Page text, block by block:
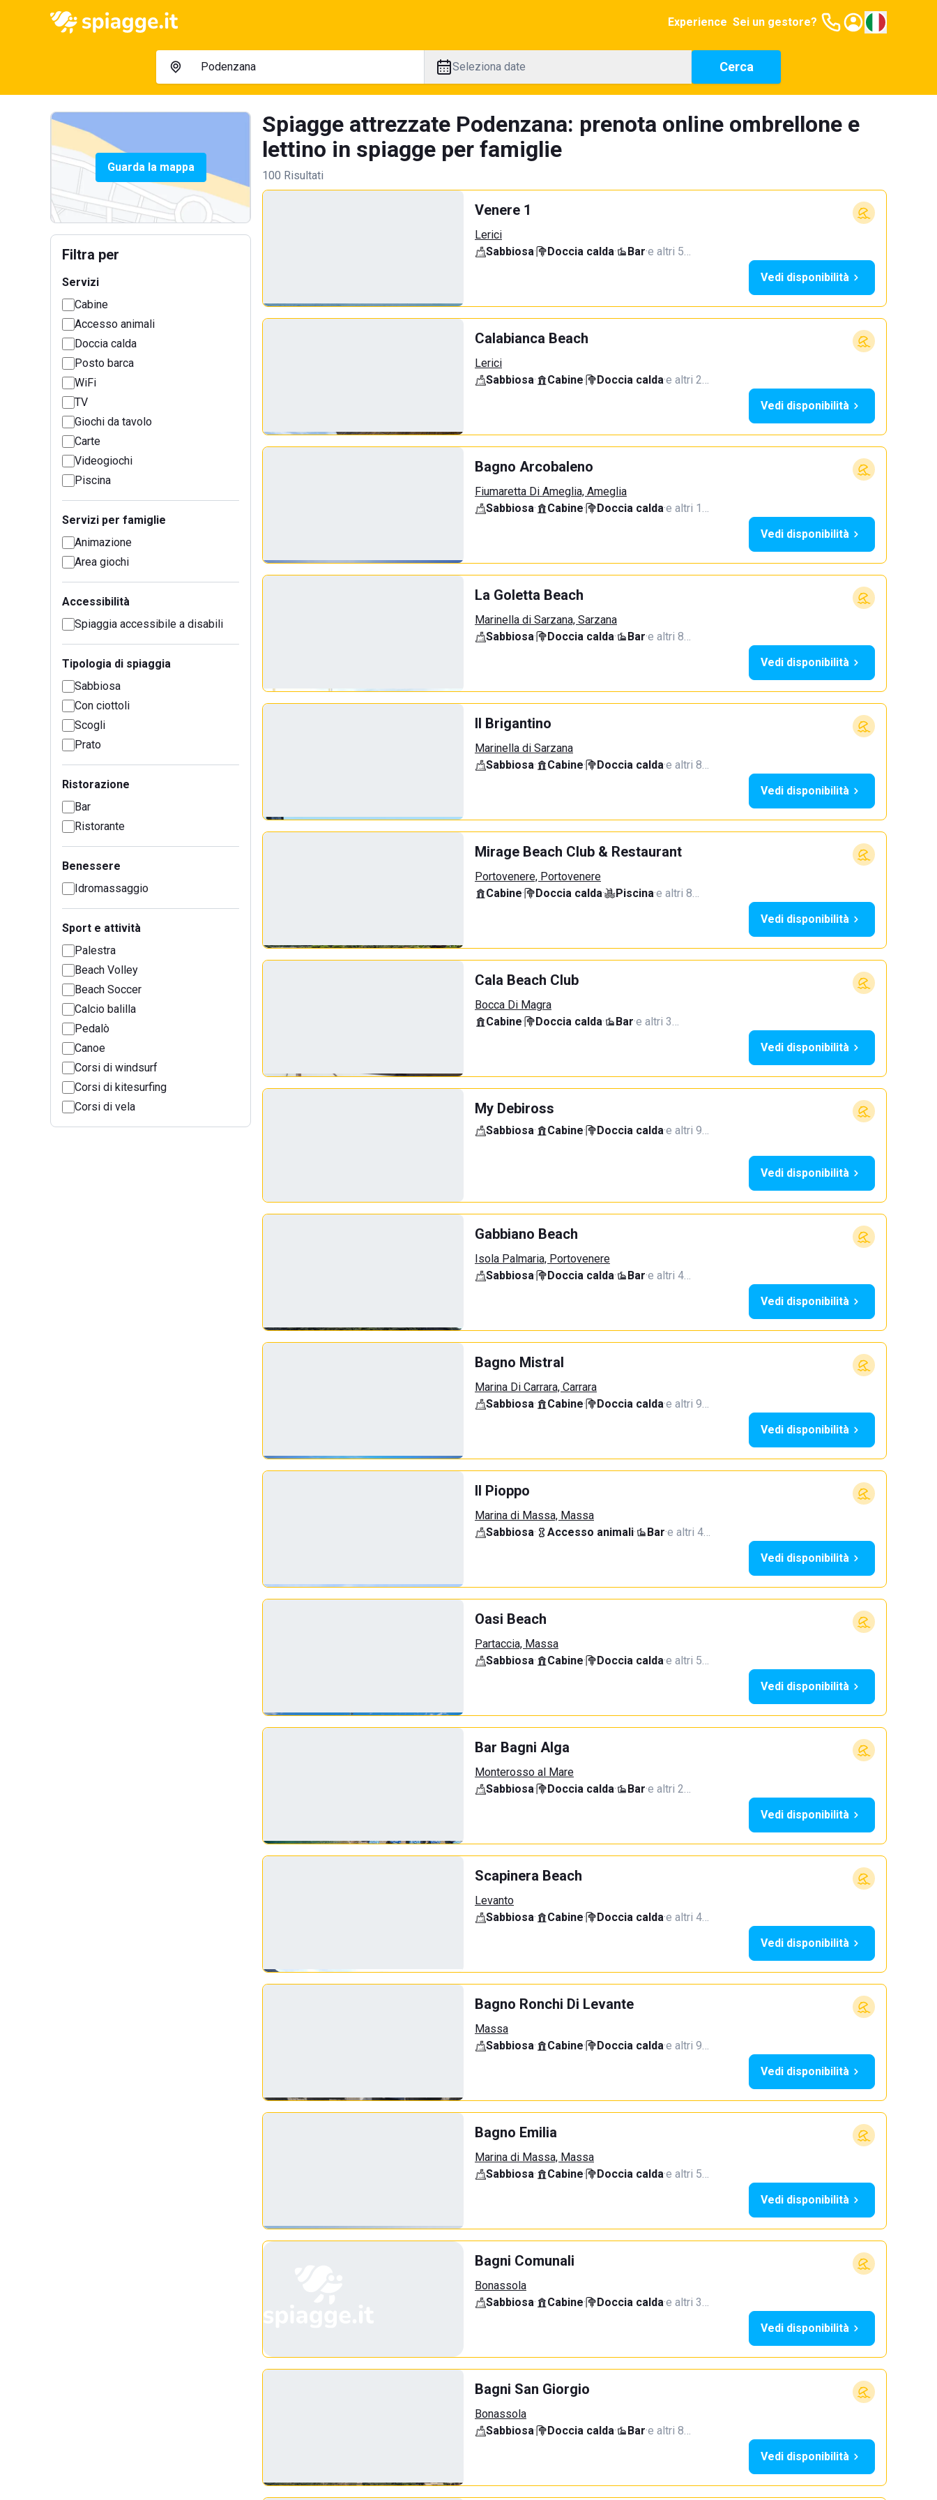
Experience Sei un gestore?
Seleziona date Cerca
Guarda la mappa
Filtra per
Servizi
Cabine
Accesso animali
Doccia calda
Posto barca
WiFi
TV
Giochi da tavolo
Carte
Videogiochi
Piscina
Servizi per famiglie
Animazione
Area giochi
Accessibilità
Spiaggia accessibile a disabili
Tipologia di spiaggia
Sabbiosa
Con ciottoli
Scogli
Prato
Ristorazione
Bar
Ristorante
Benessere
Idromassaggio
Sport e attività
Palestra
Beach Volley
Beach Soccer
Calcio balilla
Pedalò
Canoe
Corsi di windsurf
Corsi di kitesurfing
Corsi di vela
Spiagge attrezzate Podenzana: prenota online ombrellone e
lettino in spiagge per famiglie
100 Risultati
Venere 1
Lerici
Sabbiosa· Doccia calda· Bar·e altri 5…
Vedi disponibilità
Calabianca Beach
Lerici
Sabbiosa· Cabine· Doccia calda·e altri 2…
Vedi disponibilità
Bagno Arcobaleno
Fiumaretta Di Ameglia, Ameglia
Sabbiosa· Cabine· Doccia calda·e altri 1…
Vedi disponibilità
La Goletta Beach
Marinella di Sarzana, Sarzana
Sabbiosa· Doccia calda· Bar·e altri 8…
Vedi disponibilità
Il Brigantino
Marinella di Sarzana
Sabbiosa· Cabine· Doccia calda·e altri 8…
Vedi disponibilità
Mirage Beach Club & Restaurant
Portovenere, Portovenere
Cabine· Doccia calda· Piscina·e altri 8…
Vedi disponibilità
Cala Beach Club
Bocca Di Magra
Cabine· Doccia calda· Bar·e altri 3…
Vedi disponibilità
My Debiross
Sabbiosa· Cabine· Doccia calda·e altri 9…
Vedi disponibilità
Gabbiano Beach
Isola Palmaria, Portovenere
Sabbiosa· Doccia calda· Bar·e altri 4…
Vedi disponibilità
Bagno Mistral
Marina Di Carrara, Carrara
Sabbiosa· Cabine· Doccia calda·e altri 9…
Vedi disponibilità
Il Pioppo
Marina di Massa, Massa
Sabbiosa· Accesso animali· Bar·e altri 4…
Vedi disponibilità
Oasi Beach
Partaccia, Massa
Sabbiosa· Cabine· Doccia calda·e altri 5…
Vedi disponibilità
Bar Bagni Alga
Monterosso al Mare
Sabbiosa· Doccia calda· Bar·e altri 2…
Vedi disponibilità
Scapinera Beach
Levanto
Sabbiosa· Cabine· Doccia calda·e altri 4…
Vedi disponibilità
Bagno Ronchi Di Levante
Massa
Sabbiosa· Cabine· Doccia calda·e altri 9…
Vedi disponibilità
Bagno Emilia
Marina di Massa, Massa
Sabbiosa· Cabine· Doccia calda·e altri 5…
Vedi disponibilità
Bagni Comunali
Bonassola
Sabbiosa· Cabine· Doccia calda·e altri 3…
Vedi disponibilità
Bagni San Giorgio
Bonassola
Sabbiosa· Doccia calda· Bar·e altri 8…
Vedi disponibilità